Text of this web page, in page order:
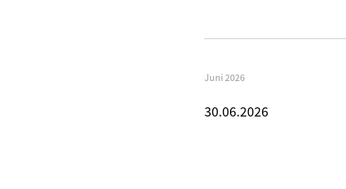
Juni 2026
30.06.2026